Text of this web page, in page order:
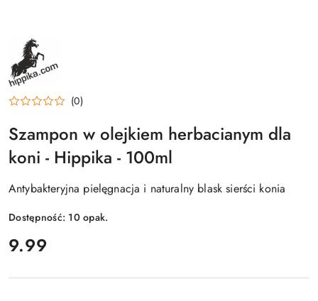
NAZWA
PRODUCENTA:
HIPPIKA
(0)
Szampon w olejkiem herbacianym dla
koni - Hippika - 100ml
Antybakteryjna pielęgnacja i naturalny blask sierści konia
Dostępność: 10opak.
cena:
9.99